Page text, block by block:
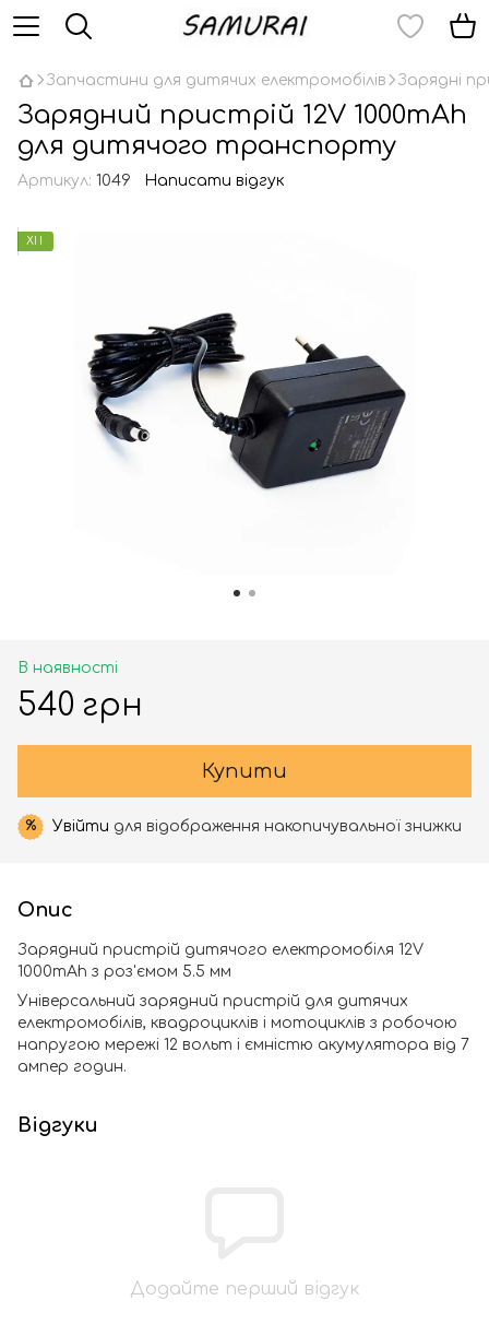
Запчастини для дитячих електромобілів Зарядні
Зарядний пристрій 12V 1000mAh
для дитячого транспорту
Артикул: 1049 Написати відгук
ХІТ
В наявності
540 грн
Купити
% Увійти для відображення накопичувальної знижки
Опис
Зарядний пристрій дитячого електромобіля 12V
1000mAh з роз'ємом 5.5 мм
Універсальний зарядний пристрій для дитячих
електромобілів, квадроциклів і мотоциклів з робочою
напругою мережі 12 вольт і ємністю акумулятора від 7
ампер годин.
Відгуки
Додайте перший відгук